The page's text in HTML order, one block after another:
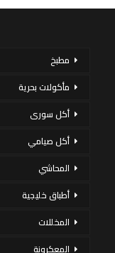
مطبخ
مأكولات بحرية
أكل سورى
أكل صيامي
المحاشي
أطباق خليجية
المخللات
المعكرونة